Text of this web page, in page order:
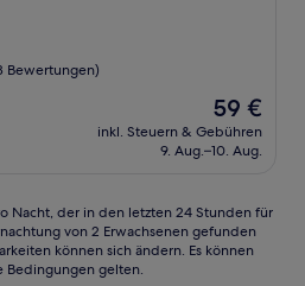
Bewertungen)
Der
Preis
beträgt
59 €
inkl. Steuern & Gebühren
9. Aug.–10. Aug.
Nacht, der in den letzten 24 Stunden für
von 2 Erwachsenen gefunden
können sich ändern. Es können
Bedingungen gelten.